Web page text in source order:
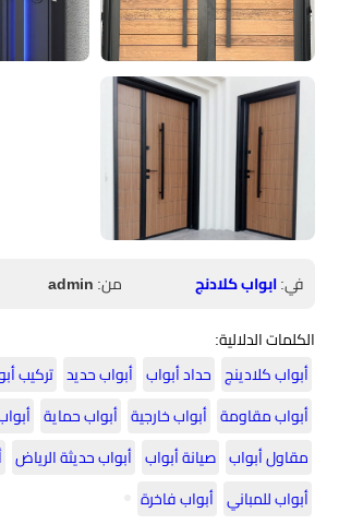
في:ابواب كلادنج من:admin
الكلمات الدلالية:
أبواب كلادينج حداد أبواب أبواب حديد تركيب
أبواب مقاومة أبواب خارجية أبواب حماية
مقاول أبواب صيانة أبواب أبواب حديثة الرياض
أبواب للمباني أبواب فاخرة